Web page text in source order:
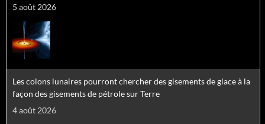
5 août 2026
Les colons lunaires pourront chercher des gisements de glace à la
façon des gisements de pétrole sur Terre
4 août 2026